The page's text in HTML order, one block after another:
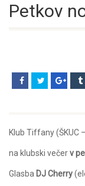
Petkov
Klub Tiffany (ŠKUC
na klubski večerv
Glasba DJ Cherry